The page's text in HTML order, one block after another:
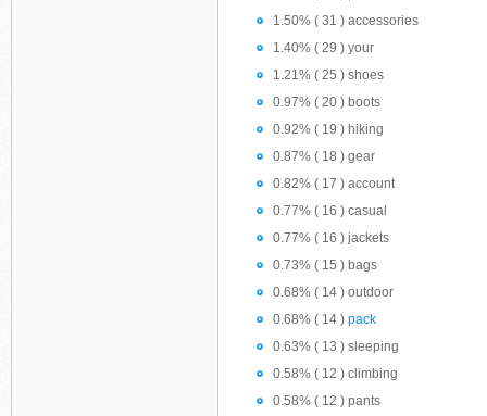
1.50% ( 31 ) accessories
1.40% ( 29 ) your
1.21% ( 25 ) shoes
0.97% ( 20 ) boots
0.92% ( 19 ) hiking
0.87% ( 18 ) gear
0.82% ( 17 ) account
0.77% ( 16 ) casual
0.77% ( 16 ) jackets
0.73% ( 15 ) bags
0.68% ( 14 ) outdoor
0.68% ( 14 ) pack
0.63% ( 13 ) sleeping
0.58% ( 12 ) climbing
0.58% ( 12 ) pants